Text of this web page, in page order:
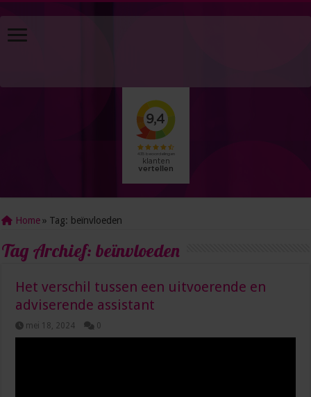
Home » Tag: beïnvloeden
Tag Archief:beïnvloeden
Het verschil tussen een uitvoerende en
adviserende assistant
mei 18, 2024 0